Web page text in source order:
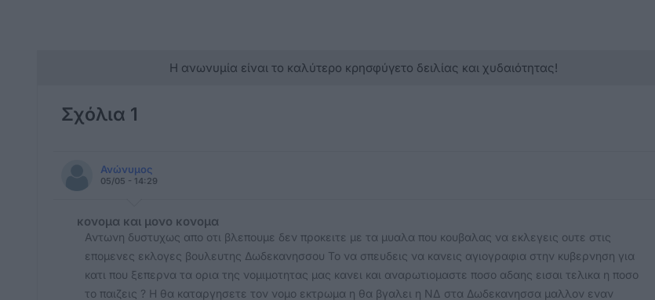
Η ανωνυμία είναι το καλύτερο κρησφύγετο δειλίας και χυδαιότητας!
Σχόλια 1
Ανώνυμος
05/05 - 14:29
κονομα και μονο κονομα
Αντωνη δυστυχως απο οτι βλεπουμε δεν προκειτε με τα μυαλα που κουβαλας να εκλεγεις ουτε στις
επομενες εκλογες βουλευτης Δωδεκανησσου Το να σπευδεις να κανεις αγιογραφια στην κυβερνηση για
κατι που ξεπερνα τα ορια της νομιμοτητας μας κανει και αναρωτιομαστε ποσο αδαης εισαι τελικα η ποσο
το παιζεις ? Η θα καταργησετε τον νομο εκτρωμα η θα βγαλει η ΝΔ στα Δωδεκανησσα μαλλον εναν